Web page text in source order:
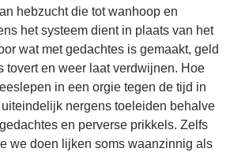
hebzucht die tot wanhoop en
het systeem dient in plaats van het
wat met gedachtes is gemaakt, geld
tovert en weer laat verdwijnen. Hoe
in een orgie tegen de tijd in
nergens toeleiden behalve
en perverse prikkels. Zelfs
we doen lijken soms waanzinnig als